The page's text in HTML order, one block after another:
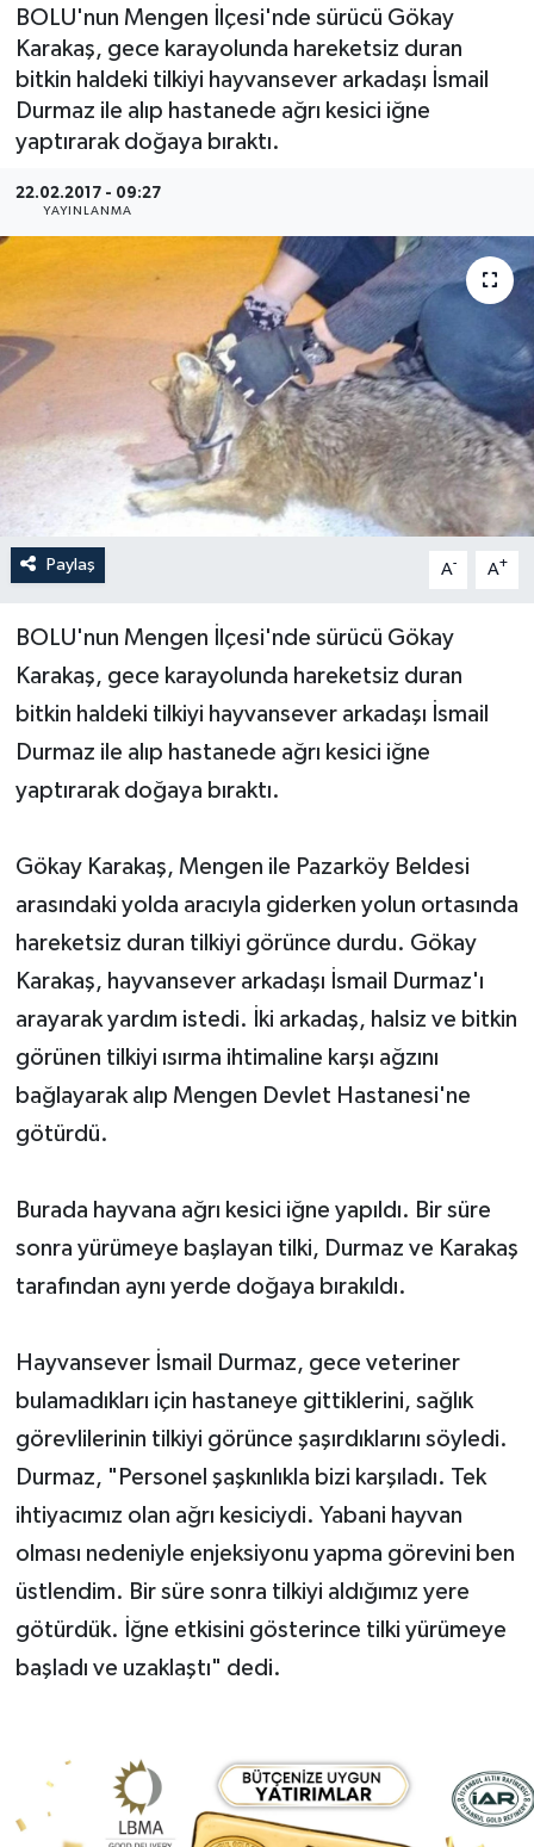
BOLU'nun Mengen İlçesi'nde sürücü Gökay
Karakaş, gece karayolunda hareketsiz duran
bitkin haldeki tilkiyi hayvansever arkadaşı İsmail
Durmaz ile alıp hastanede ağrı kesici iğne
yaptırarak doğaya bıraktı.
22.02.2017 - 09:27
YAYINLANMA
Paylaş A- A+
BOLU'nun Mengen İlçesi'nde sürücü Gökay
Karakaş, gece karayolunda hareketsiz duran
bitkin haldeki tilkiyi hayvansever arkadaşı İsmail
Durmaz ile alıp hastanede ağrı kesici iğne
yaptırarak doğaya bıraktı.
Gökay Karakaş, Mengen ile Pazarköy Beldesi
arasındaki yolda aracıyla giderken yolun ortasında
hareketsiz duran tilkiyi görünce durdu. Gökay
Karakaş, hayvansever arkadaşı İsmail Durmaz'ı
arayarak yardım istedi. İki arkadaş, halsiz ve bitkin
görünen tilkiyi ısırma ihtimaline karşı ağzını
bağlayarak alıp Mengen Devlet Hastanesi'ne
götürdü.
Burada hayvana ağrı kesici iğne yapıldı. Bir süre
sonra yürümeye başlayan tilki, Durmaz ve Karakaş
tarafından aynı yerde doğaya bırakıldı.
Hayvansever İsmail Durmaz, gece veteriner
bulamadıkları için hastaneye gittiklerini, sağlık
görevlilerinin tilkiyi görünce şaşırdıklarını söyledi.
Durmaz, "Personel şaşkınlıkla bizi karşıladı. Tek
ihtiyacımız olan ağrı kesiciydi. Yabani hayvan
olması nedeniyle enjeksiyonu yapma görevini ben
üstlendim. Bir süre sonra tilkiyi aldığımız yere
götürdük. İğne etkisini gösterince tilki yürümeye
başladı ve uzaklaştı" dedi.
Medya
Sağlık
Siyaset
Spor
Turizm
Yaşam
Yerel Yönetimler
DÜNYA
YEREL